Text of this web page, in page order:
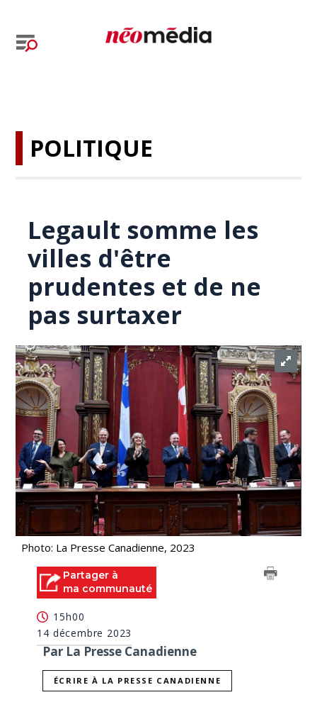
POLITIQUE
Legault somme les
villes d'être
prudentes et de ne
pas surtaxer
Photo: La Presse Canadienne, 2023
Partager à
ma communauté
15h00
14 décembre 2023
Par La Presse Canadienne
ÉCRIRE À LA PRESSE CANADIENNE